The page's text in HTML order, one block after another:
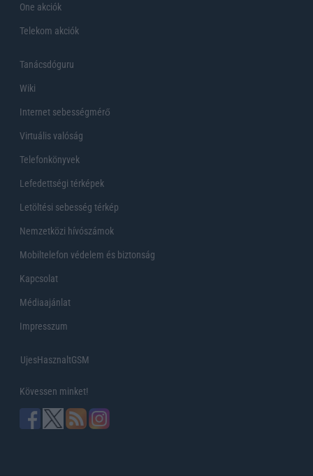
One akciók
Telekom akciók
Tanácsdóguru
Wiki
Internet sebességmérő
Virtuális valóság
Telefonkönyvek
Lefedettségi térképek
Letöltési sebesség térkép
Nemzetközi hívószámok
Mobiltelefon védelem és biztonság
Kapcsolat
Médiaajánlat
Impresszum
UjesHasznaltGSM
Kövessen minket!